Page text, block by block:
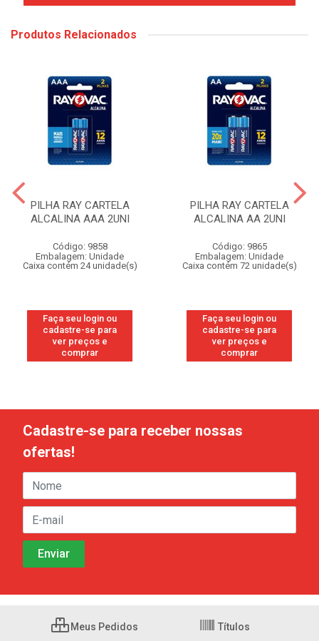
Produtos Relacionados
PILHA RAY CARTELA
ALCALINA AAA 2UNI
Código: 9858
Embalagem: Unidade
Caixa contém 24 unidade(s)
Faça seu login ou
cadastre-se para
ver preços e
comprar
PILHA RAY CARTELA
ALCALINA AA 2UNI
Código: 9865
Embalagem: Unidade
Caixa contém 72 unidade(s)
Faça seu login ou
cadastre-se para
ver preços e
comprar
Cadastre-se para receber nossas
ofertas!
Meus Pedidos Títulos